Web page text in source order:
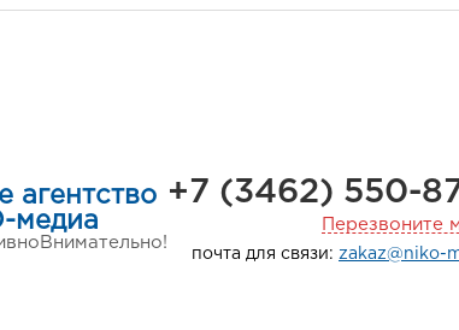
агентство
медиа
Внимательно!
+7 (3462) 550-
Перезвоните
почта для связи: zakaz@niko-